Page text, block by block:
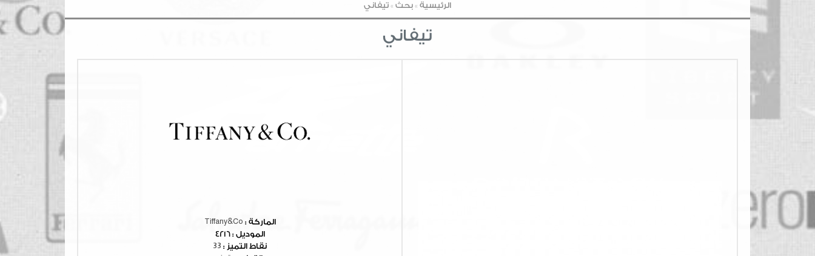
الرئيسية » بحث » تيفاني
تيفاني
الماركة : Tiffany&Co
الموديل : 4216
نقاط التميز :